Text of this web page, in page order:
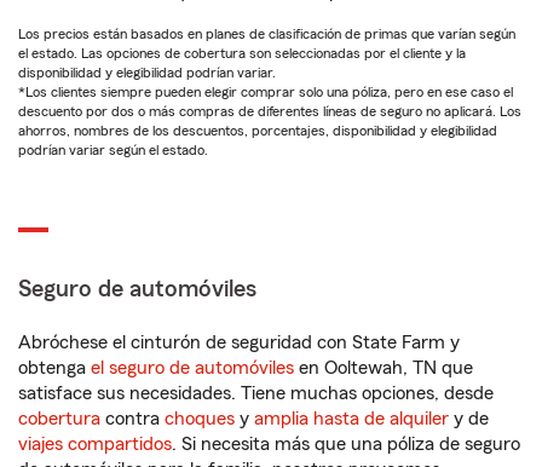
Los precios están basados en planes de clasificación de primas que varían según
el estado. Las opciones de cobertura son seleccionadas por el cliente y la
disponibilidad y elegibilidad podrían variar.
*Los clientes siempre pueden elegir comprar solo una póliza, pero en ese caso el
descuento por dos o más compras de diferentes líneas de seguro no aplicará. Los
ahorros, nombres de los descuentos, porcentajes, disponibilidad y elegibilidad
podrían variar según el estado.
Seguro de automóviles
Abróchese el cinturón de seguridad con State Farm y
obtenga el seguro de automóviles en Ooltewah, TN que
satisface sus necesidades. Tiene muchas opciones, desde
cobertura contra choques y amplia hasta de alquiler y de
viajes compartidos. Si necesita más que una póliza de seguro